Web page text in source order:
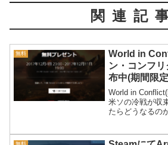
関連記
無料
World in
ン・コンフ
布中(期間限
World in
米ソの冷戦が収
たらどうなるの
アルタイムスト
Conflict(ワール
をUBIが公式サ...
無料